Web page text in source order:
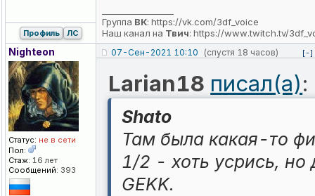
Группа ВК: https://vk.com/3df_voice
Наш канал на Твич: https://www.twitch.tv/
Профиль ЛС
Nighteon
Статус: не в сети
Пол:
Стаж: 16 лет
Сообщений: 393
07-Сен-2021 10:10 (спустя 18 часов) [-]
Larian18 писал(а):
Shato
Там была какая-то
1/2 - хоть усрись, но
GEKK.